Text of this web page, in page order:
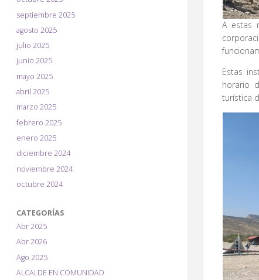
A estas
Estas
horario
turística
septiembre 2025
agosto 2025
julio 2025
junio 2025
mayo 2025
abril 2025
marzo 2025
febrero 2025
enero 2025
diciembre 2024
noviembre 2024
octubre 2024
CATEGORÍAS
Abr 2025
Abr 2026
Ago 2025
ALCALDE EN COMUNIDAD